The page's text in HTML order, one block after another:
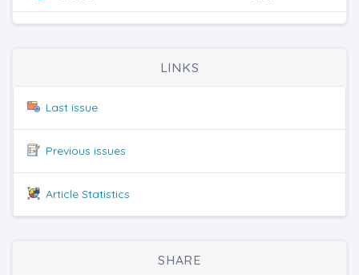
LINKS
Last issue
Previous issues
Article Statistics
SHARE